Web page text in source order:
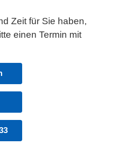
Zeit für Sie haben,
einen Termin mit